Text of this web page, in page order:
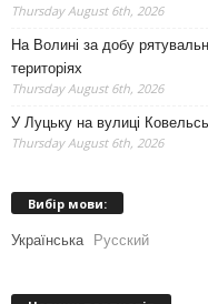
Thursday August 6th, 2026
На Волині за добу
територіях
Thursday August 6th, 2026
У Луцьку на вулиці
Thursday August 6th, 2026
Вибір мови:
Українська Русский